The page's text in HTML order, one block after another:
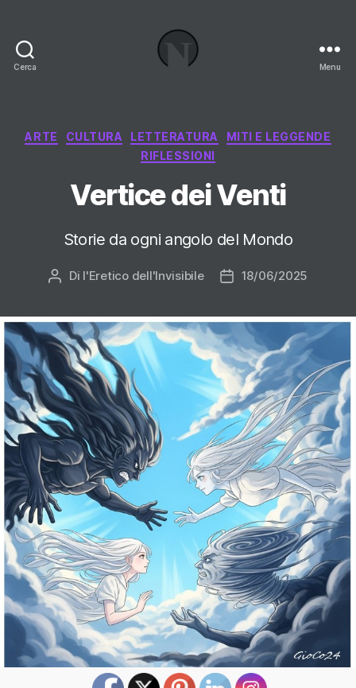
Cerca
Blog
Menu
Categorie
ARTE CULTURA LETTERATURA
MITI E LEGGENDE
RIFLESSIONI
Vertice dei Venti
Storie da ogni angolo del Mondo
Autore
Di l'Eretico dell'Invisibile
Data18/06/2025